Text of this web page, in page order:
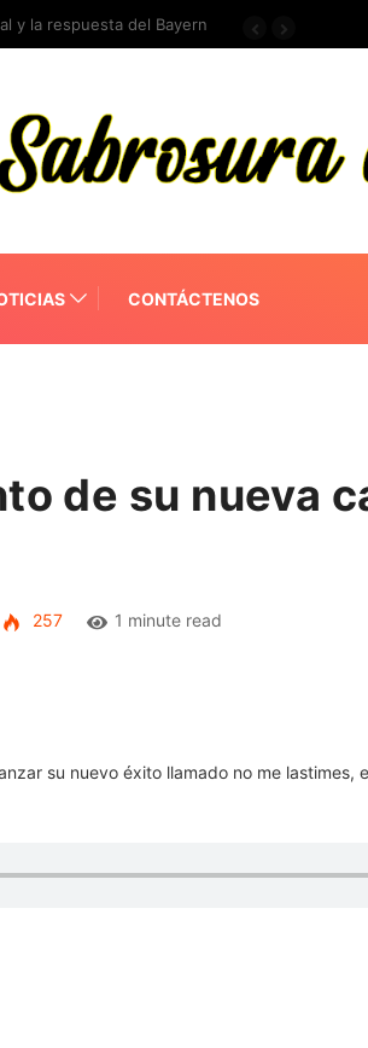
y la respuesta del Bayern
CONTÁCTENOS
de su nueva
257 1 minute read
su nuevo éxito llamado no me lastimes,